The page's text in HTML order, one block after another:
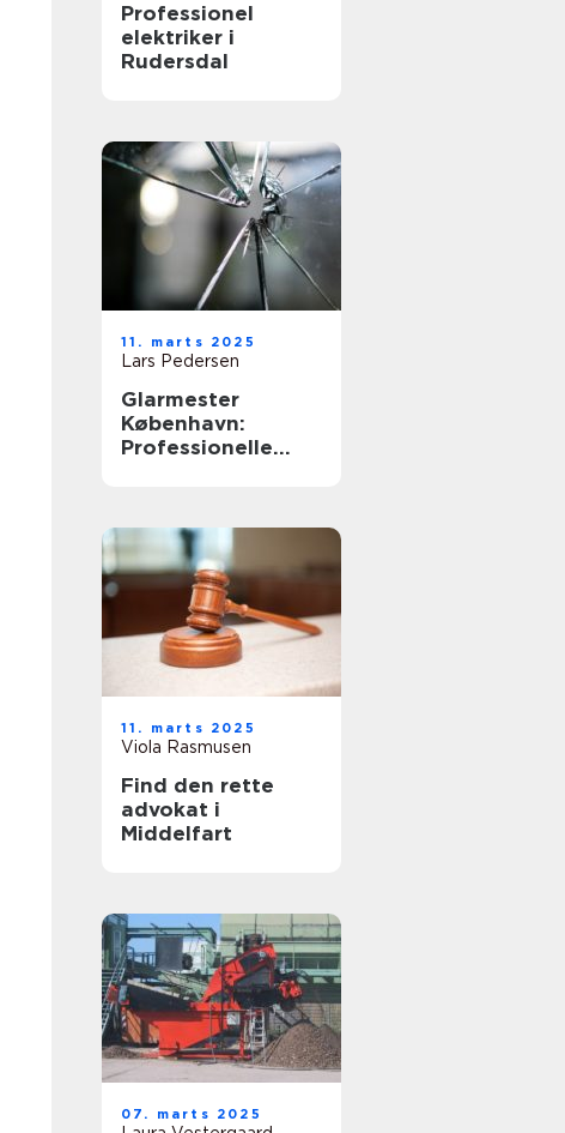
Professionel
elektriker i
Rudersdal
11. marts 2025
Lars Pedersen
Glarmester
København:
Professionelle
11. marts 2025
Viola Rasmusen
Find den rette
advokat i
Middelfart
07. marts 2025